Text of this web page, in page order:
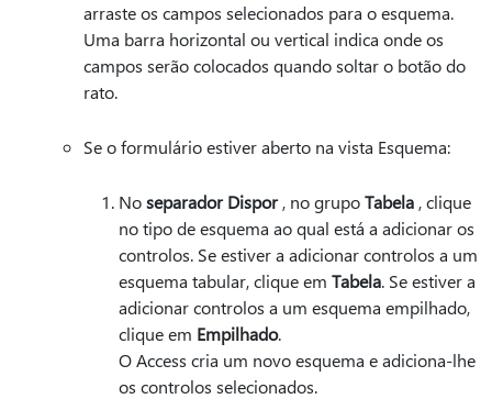
arraste os campos selecionados para o esquema.
Uma barra horizontal ou vertical indica onde os
campos serão colocados quando soltar o botão do
rato.
Se o formulário estiver aberto na vista Esquema:
Noseparador Dispor, no grupoTabela , clique
no tipo de esquema ao qual está a adicionar os
controlos. Se estiver a adicionar controlos a um
esquema tabular, clique em Tabela. Se estiver a
adicionar controlos a um esquema empilhado,
clique em Empilhado.
O Access cria um novo esquema e adiciona-lhe
os controlos selecionados.